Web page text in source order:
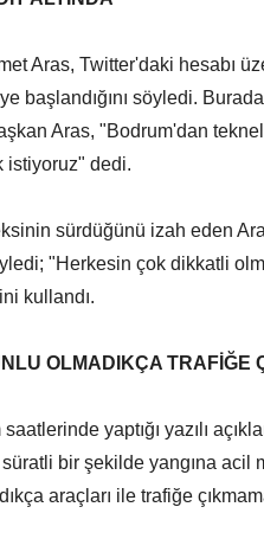
Aras, Twitter'daki hesabı
başlandığını söyledi.
Aras, "Bodrum'dan
istiyoruz" dedi.
sürdüğünü izah eden
"Herkesin çok dikkatli
kullandı.
OLMADIKÇA TRAFİĞE
yaptığı yazılı
bir şekilde yangına acil
araçları ile trafiğe